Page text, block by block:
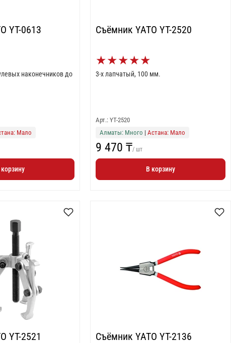
YT-0613
наконечников до
Мало
Съёмник YATO YT-2520
★★★★★
3-х лапчатый, 100 мм.
Арт.: YT-2520
Алматы: Много |Астана: Мало
9 470 ₸/ шт
В корзину
YT-2521 Съёмник YATO YT-2136